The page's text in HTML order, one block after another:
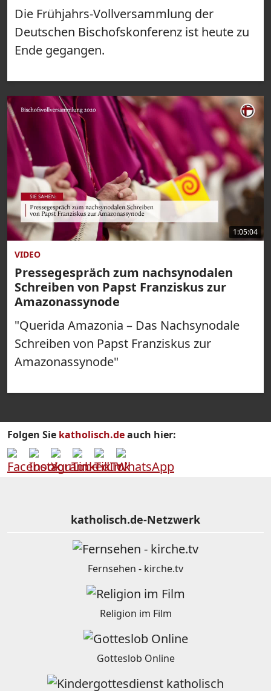
Die Frühjahrs-Vollversammlung der
Deutschen Bischofskonferenz ist heute zu
Ende gegangen.
1:05:04
VIDEO
Pressegespräch zum nachsynodalen
Schreiben von Papst Franziskus zur
Amazonassynode
"Querida Amazonia – Das Nachsynodale
Schreiben von Papst Franziskus zur
Amazonassynode"
Folgen Sie katholisch.deauch hier:
katholisch.de-Netzwerk
Fernsehen - kirche.tv
Religion im Film
Gotteslob Online